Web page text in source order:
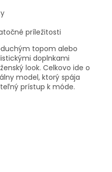
príležitosti
topom alebo
doplnkami
look. Celkovo ide o
model, ktorý spája
prístup k móde.